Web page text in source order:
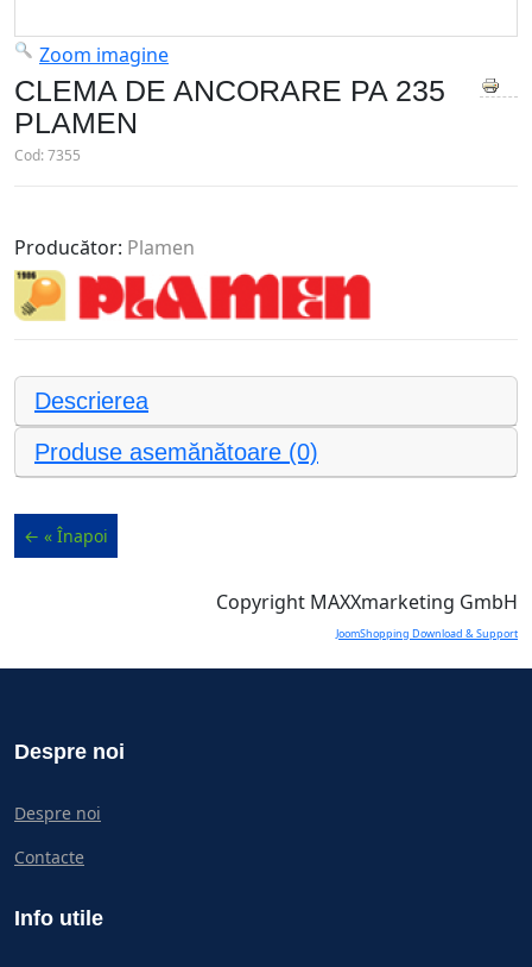
Zoom imagine
CLEMA DE ANCORARE PA 235
PLAMEN
Cod:7355
Producător: Plamen
Descrierea
Produse asemănătoare (0)
Copyright MAXXmarketing GmbH
JoomShopping Download & Support
Despre noi
Despre noi
Contacte
Info utile